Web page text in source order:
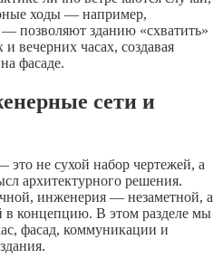
ходы — например,
позволяют зданию «схватить»
вечерних часах, создавая
фасаде.
сети и
это не сухой набор чертежей, а
архитектурного решения.
инженерия — незаметной, а
в концепцию. В этом разделе мы
фасад, коммуникации и